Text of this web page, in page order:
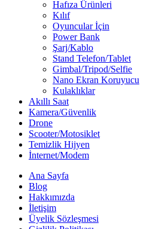
Hafıza Ürünleri
Kılıf
Oyuncular İçin
Power Bank
Şarj/Kablo
Stand Telefon/Tablet
Gimbal/Tripod/Selfie
Nano Ekran Koruyucu
Kulaklıklar
Akıllı Saat
Kamera/Güvenlik
Drone
Scooter/Motosiklet
Temizlik Hijyen
İnternet/Modem
Ana Sayfa
Blog
Hakkımızda
İletişim
Üyelik Sözleşmesi